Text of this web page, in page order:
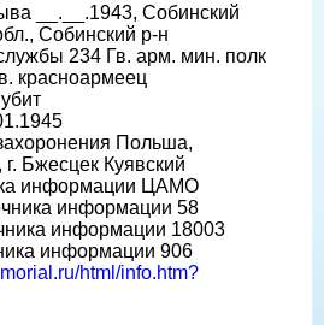
__.__.1943, Собинский
Собинский р-н
234 Гв. арм. мин. полк
красноармеец
Польша,
Бжесцек Куявский
информации ЦАМО
информации 58
информации 18003
информации 906
html/info.htm?